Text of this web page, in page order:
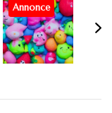
Annonce